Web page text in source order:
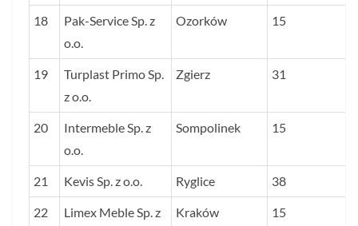
18
Pak-Service Sp. z
o.o.
Ozorków 15
19
Turplast Primo Sp.
z o.o.
Zgierz 31
20
Intermeble Sp. z
o.o.
Sompolinek 15
21 Kevis Sp. z o.o. Ryglice 38
22
Limex Meble Sp. z
Kraków 15